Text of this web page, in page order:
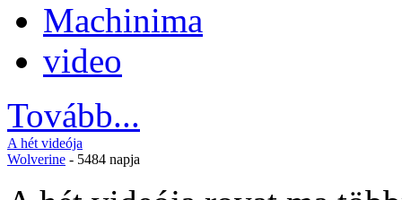
Machinima
video
Tovább...
A hét videója
Wolverine - 5484 napja